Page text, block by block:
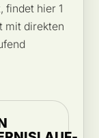
findet hier 1
mit direkten